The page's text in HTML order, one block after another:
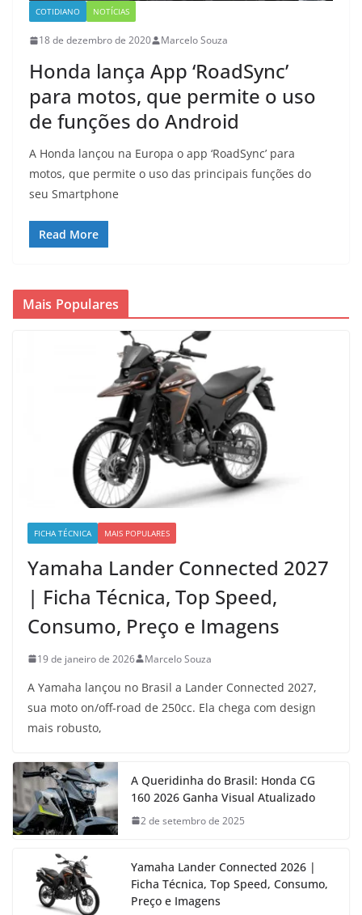
COTIDIANO NOTÍCIAS
18 de dezembro de 2020 Marcelo Souza
Honda lança App ‘RoadSync’
para motos, que permite o uso
de funções do Android
A Honda lançou na Europa o app ‘RoadSync’ para
motos, que permite o uso das principais funções do
seu Smartphone
Read More
Mais Populares
FICHA TÉCNICA MAIS POPULARES
Yamaha Lander Connected 2027
| Ficha Técnica, Top Speed,
Consumo, Preço e Imagens
19 de janeiro de 2026 Marcelo Souza
A Yamaha lançou no Brasil a Lander Connected 2027,
sua moto on/off-road de 250cc. Ela chega com design
mais robusto,
A Queridinha do Brasil: Honda CG
160 2026 Ganha Visual Atualizado
2 de setembro de 2025
Yamaha Lander Connected 2026 |
Ficha Técnica, Top Speed, Consumo,
Preço e Imagens